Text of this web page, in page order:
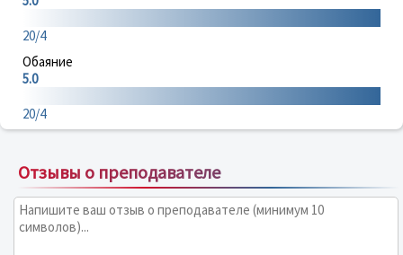
20/4
Обаяние
5.0
20/4
Отзывы о преподавателе